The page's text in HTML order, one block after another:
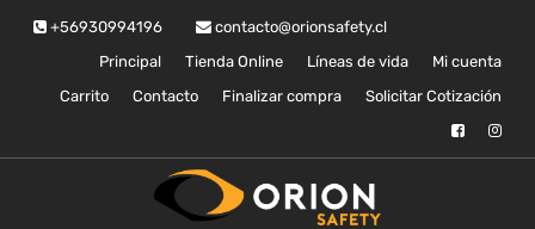
+56930994196
contacto@orionsafety.cl
Principal
Tienda Online Líneas de vida
Mi cuenta
Carrito
Contacto Finalizar compra Solicitar Cotización